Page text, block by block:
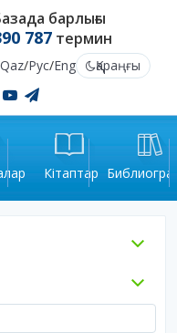
барлығы
787термин
Qaz/Рус/Eng
Қараңғы
Кітаптар